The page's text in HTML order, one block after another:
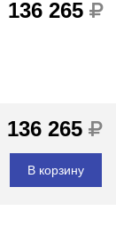
136 265
136 265
В корзину